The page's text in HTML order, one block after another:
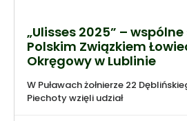
„Ulisses 2025” –
Polskim Związkiem
Okręgowy w Lublinie
W Puławach żołnierze 22
Piechoty wzięli udział